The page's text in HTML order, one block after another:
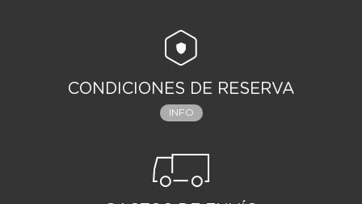
CONDICIONES DE RESERVA
INFO